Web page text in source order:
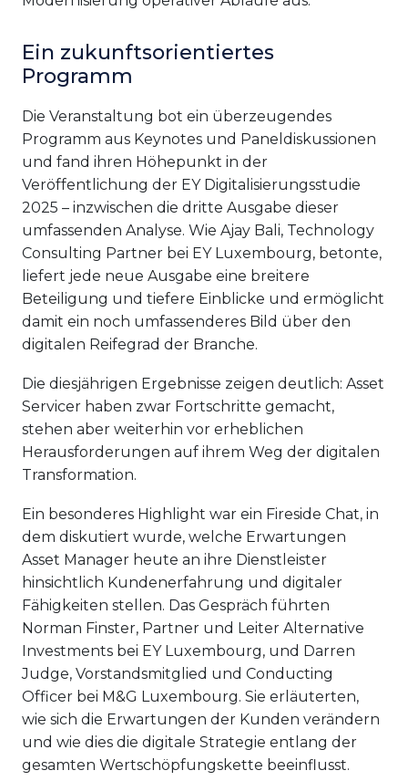
Ein zukunftsorientiertes
Programm
Die Veranstaltung bot ein überzeugendes
Programm aus Keynotes und Paneldiskussionen
und fand ihren Höhepunkt in der
Veröffentlichung der EY Digitalisierungsstudie
2025 – inzwischen die dritte Ausgabe dieser
umfassenden Analyse. Wie Ajay Bali, Technology
Consulting Partner bei EY Luxembourg, betonte,
liefert jede neue Ausgabe eine breitere
Beteiligung und tiefere Einblicke und ermöglicht
damit ein noch umfassenderes Bild über den
digitalen Reifegrad der Branche.
Die diesjährigen Ergebnisse zeigen deutlich: Asset
Servicer haben zwar Fortschritte gemacht,
stehen aber weiterhin vor erheblichen
Herausforderungen auf ihrem Weg der digitalen
Transformation.
Ein besonderes Highlight war ein Fireside Chat, in
dem diskutiert wurde, welche Erwartungen
Asset Manager heute an ihre Dienstleister
hinsichtlich Kundenerfahrung und digitaler
Fähigkeiten stellen. Das Gespräch führten
Norman Finster, Partner und Leiter Alternative
Investments bei EY Luxembourg, und Darren
Judge, Vorstandsmitglied und Conducting
Officer bei M&G Luxembourg. Sie erläuterten,
wie sich die Erwartungen der Kunden verändern
und wie dies die digitale Strategie entlang der
gesamten Wertschöpfungskette beeinflusst.